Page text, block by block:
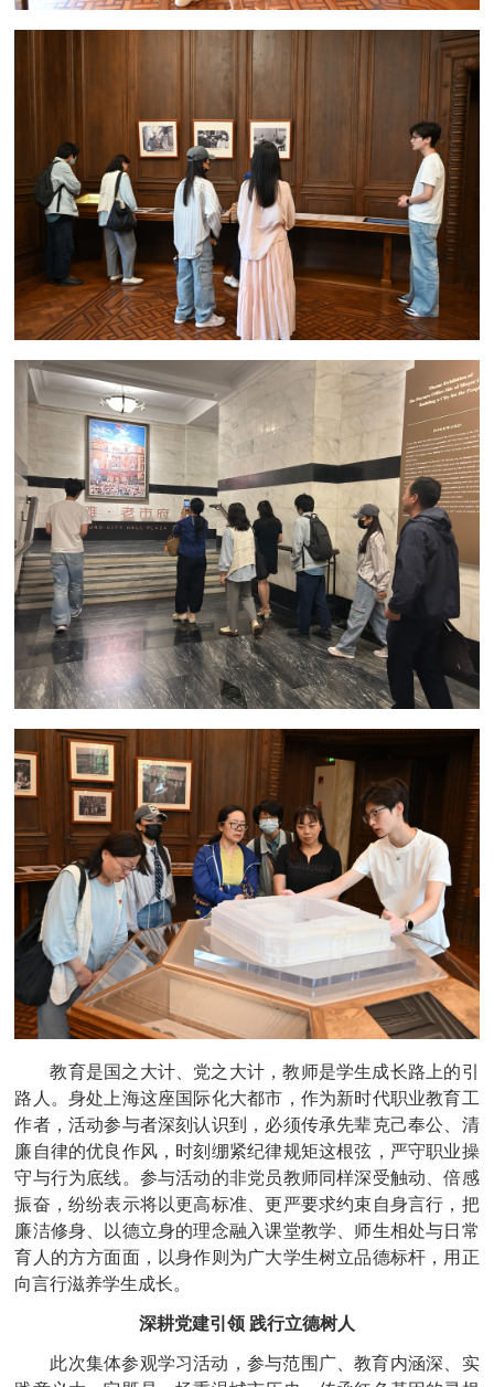
教育是国之大计、党之大计，教师是学生成长路上的引
路人。身处上海这座国际化大都市，作为新时代职业教育工
作者，活动参与者深刻认识到，必须传承先辈克己奉公、清
廉自律的优良作风，时刻绷紧纪律规矩这根弦，严守职业操
守与行为底线。参与活动的非党员教师同样深受触动、倍感
振奋，纷纷表示将以更高标准、更严要求约束自身言行，把
廉洁修身、以德立身的理念融入课堂教学、师生相处与日常
育人的方方面面，以身作则为广大学生树立品德标杆，用正
向言行滋养学生成长。
深耕党建引领 践行立德树人
此次集体参观学习活动，参与范围广、教育内涵深、实